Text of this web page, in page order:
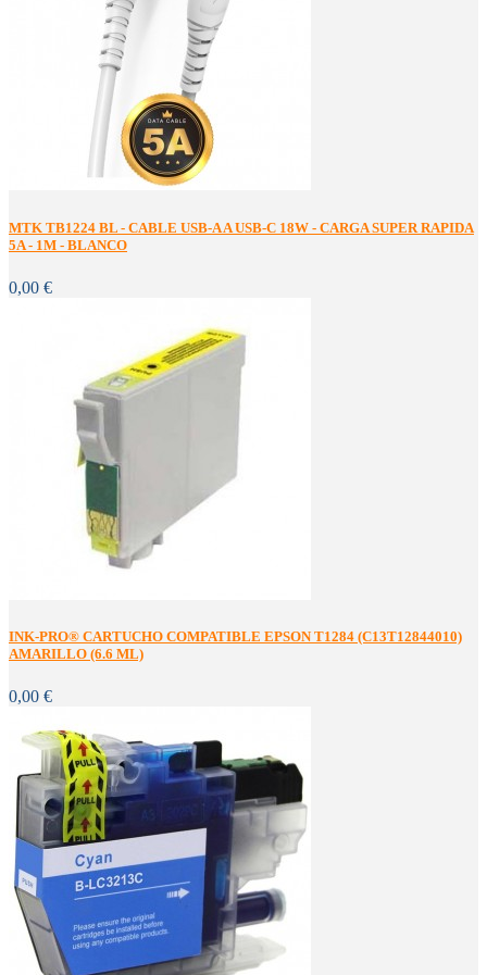
MTK TB1224 BL - CABLE USB-A A USB-C 18W - CARGA SUPER RAPIDA
5A - 1M - BLANCO
0,00 €
INK-PRO® CARTUCHO COMPATIBLE EPSON T1284 (C13T12844010)
AMARILLO (6.6 ML)
0,00 €